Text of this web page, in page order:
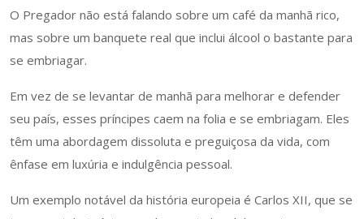
O Pregador não está falando sobre um café da manhã rico,
mas sobre um banquete real que inclui álcool o bastante para
se embriagar.
Em vez de se levantar de manhã para melhorar e defender
seu país, esses príncipes caem na folia e se embriagam. Eles
têm uma abordagem dissoluta e preguiçosa da vida, com
ênfase em luxúria e indulgência pessoal.
Um exemplo notável da história europeia é Carlos XII, que se